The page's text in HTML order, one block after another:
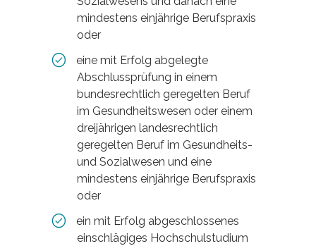
mindestens einjährige Berufspraxis
oder
eine mit Erfolg abgelegte
Abschlussprüfung in einem
bundesrechtlich geregelten Beruf
im Gesundheitswesen oder einem
dreijährigen landesrechtlich
geregelten Beruf im Gesundheits-
und Sozialwesen und eine
mindestens einjährige Berufspraxis
oder
ein mit Erfolg abgeschlossenes
einschlägiges Hochschulstudium